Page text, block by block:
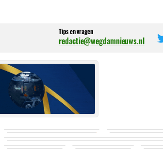
Tips en vragen
redactie@wegdamnieuws.nl